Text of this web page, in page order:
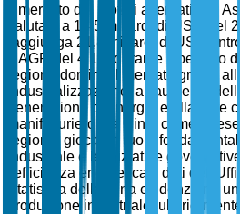
Il mercato dei motori alternativi in
valutato a 14,5 miliardi di USD nel
raggiunga 21,8 miliardi di USD
CAGR del 4,1% durante il periodo
regione domina il mercato grazie
industrializzazione, all'aumento
generazione di energia e alla forte
manifatturiero. La Cina, come
regione, gioca un ruolo
industriale e le iniziative
l'efficienza energetica. I dati
Statistica della Cina evidenziano
produzione industriale,